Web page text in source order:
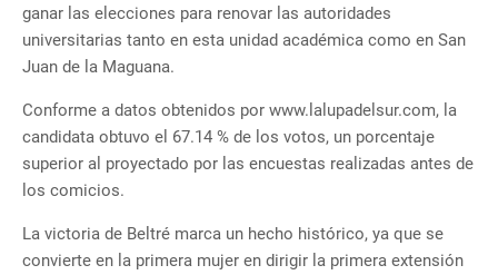
ganar las elecciones para renovar las autoridades
universitarias tanto en esta unidad académica como en San
Juan de la Maguana.
Conforme a datos obtenidos por www.lalupadelsur.com, la
candidata obtuvo el 67.14 % de los votos, un porcentaje
superior al proyectado por las encuestas realizadas antes de
los comicios.
La victoria de Beltré marca un hecho histórico, ya que se
convierte en la primera mujer en dirigir la primera extensión